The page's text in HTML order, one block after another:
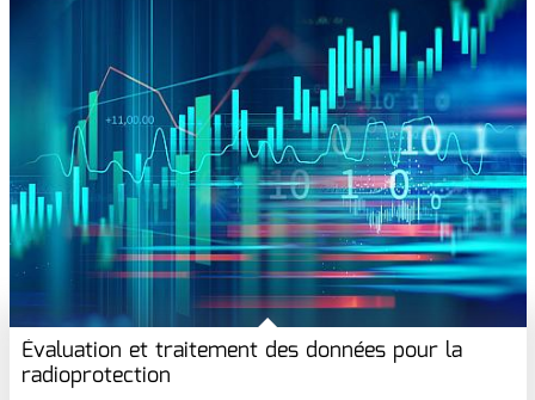
Évaluation et traitement des données pour la
radioprotection